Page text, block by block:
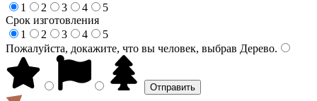
1
2 3 4
5
Срок изготовления
1
2 3 4
5
Пожалуйста, докажите, что вы человек, выбрав Дерево.